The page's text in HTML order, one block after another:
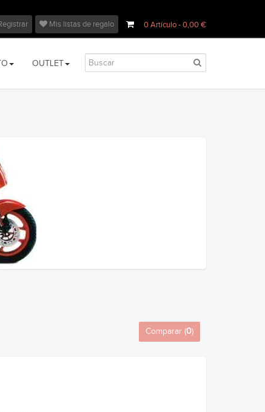
0Artículo- 0,00 €
Mis listas de regalo
OUTLET
Comparar (0)